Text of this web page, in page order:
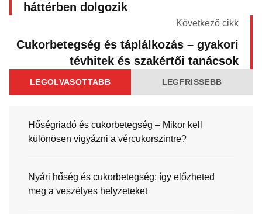
háttérben dolgozik
Következő cikk
Cukorbetegség és táplálkozás – gyakori
tévhitek és szakértői tanácsok
LEGOLVASOTTABB LEGFRISSEBB
Hőségriadó és cukorbetegség – Mikor kell
különösen vigyázni a vércukorszintre?
Nyári hőség és cukorbetegség: így előzheted
meg a veszélyes helyzeteket